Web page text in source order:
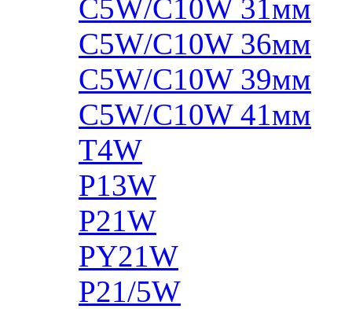
C5W/C10W 31мм
C5W/C10W 36мм
C5W/C10W 39мм
C5W/C10W 41мм
T4W
P13W
P21W
PY21W
P21/5W